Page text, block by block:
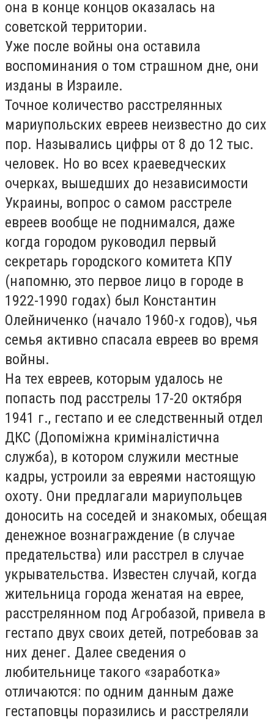
она в конце концов оказалась на
советской территории.
Уже после войны она оставила
воспоминания о том страшном дне, они
изданы в Израиле.
Точное количество расстрелянных
мариупольских евреев неизвестно до сих
пор. Назывались цифры от 8 до 12 тыс.
человек. Но во всех краеведческих
очерках, вышедших до независимости
Украины, вопрос о самом расстреле
евреев вообще не поднимался, даже
когда городом руководил первый
секретарь городского комитета КПУ
(напомню, это первое лицо в городе в
1922-1990 годах) был Константин
Олейниченко (начало 1960-х годов), чья
семья активно спасала евреев во время
войны.
На тех евреев, которым удалось не
попасть под расстрелы 17-20 октября
1941 г., гестапо и ее следственный отдел
ДКС (Допоміжна криміналістична
служба), в котором служили местные
кадры, устроили за евреями настоящую
охоту. Они предлагали мариупольцев
доносить на соседей и знакомых, обещая
денежное вознаграждение (в случае
предательства) или расстрел в случае
укрывательства. Известен случай, когда
жительница города женатая на еврее,
расстрелянном под Агробазой, привела в
гестапо двух своих детей, потребовав за
них денег. Далее сведения о
любительнице такого «заработка»
отличаются: по одним данным даже
гестаповцы поразились и расстреляли